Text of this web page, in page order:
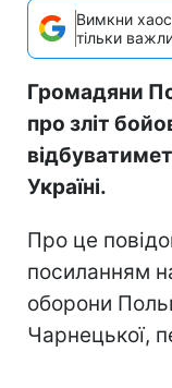
Вимкни
тільки
Громадяни
про зліт
Україні.
Про це
посиланням
оборони
Чарнецької,